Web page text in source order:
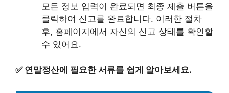
모든 정보 입력이 완료되면 최종 제출 버튼을
클릭하여 신고를 완료합니다. 이러한 절차
후, 홈페이지에서 자신의 신고 상태를 확인할
수 있어요.
✅ 연말정산에 필요한 서류를 쉽게 알아보세요.